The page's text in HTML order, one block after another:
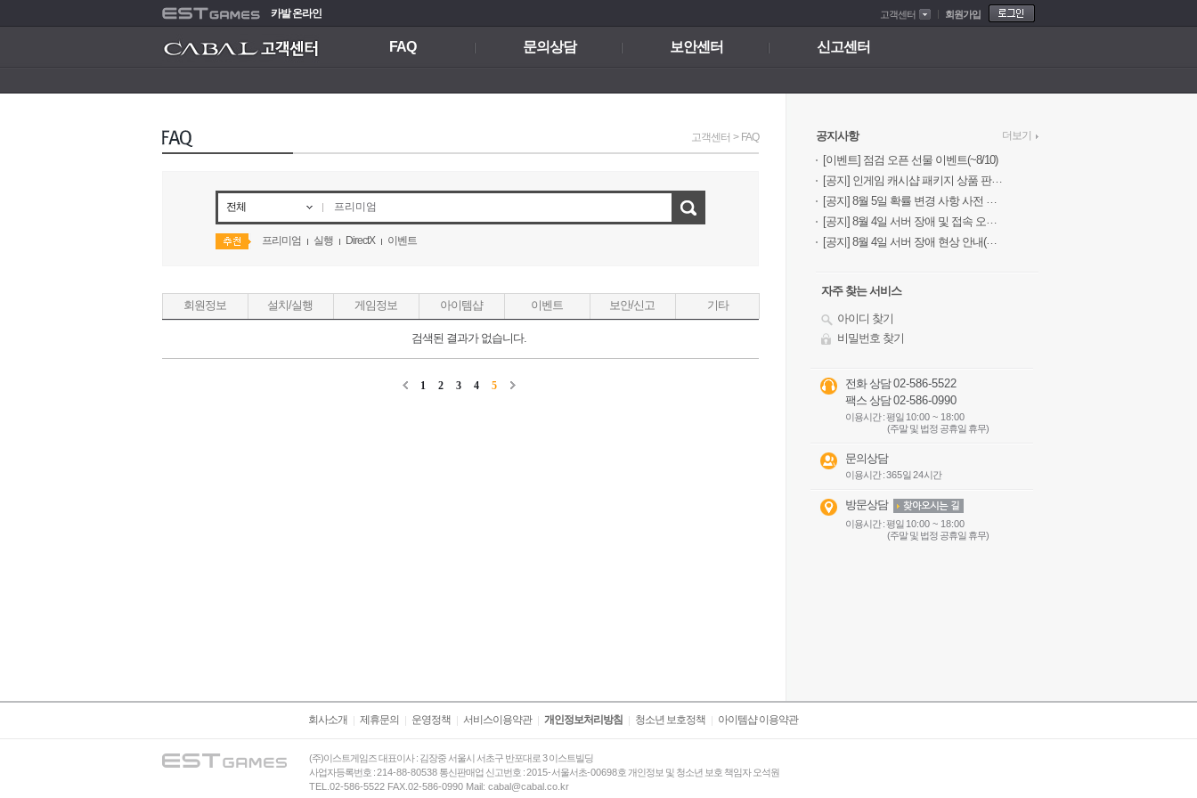
카발 온라인 고객센터 회원가입
FAQ 문의상담 보안센터 신고센터
고객센터 > FAQ
전체
프리미엄 실행 DirectX 이벤트
회원정보 설치/실행 게임정보 아이템샵 이벤트 보안/신고 기타
검색된 결과가 없습니다.
1 2 3 4 5
공지사항 더보기
[이벤트] 점검 오픈 선물 이벤트(~8/10)
[공지] 인게임 캐시샵 패키지 상품 판매 안내(~8/12)
[공지] 8월 5일 확률 변경 사항 사전 안내
[공지] 8월 4일 서버 장애 및 접속 오류에 따른 보상 안내(~8/11)
[공지] 8월 4일 서버 장애 현상 안내(완료)
자주 찾는 서비스
아이디 찾기
비밀번호 찾기
전화 상담02-586-5522
팩스 상담02-586-0990
이용시간 : 평일 10:00 ~ 18:00
(주말 및 법정 공휴일 휴무)
문의상담
이용시간 :365일24시간
방문상담
이용시간 : 평일 10:00 ~ 18:00
(주말 및 법정 공휴일 휴무)
회사소개 제휴문의 운영정책 서비스이용약관 개인정보처리방침 청소년 보호정책 아이템샵 이용약관
(주)이스트게임즈 대표이사 : 김장중 서울시 서초구 반포대로 3 이스트빌딩
사업자등록번호 :214-88-80538 통신판매업 신고번호 :2015-서울서초-00698호 개인정보 및 청소년 보호 책임자 오석원
TEL.02-586-5522 FAX.02-586-0990 Mail: cabal@cabal.co.kr